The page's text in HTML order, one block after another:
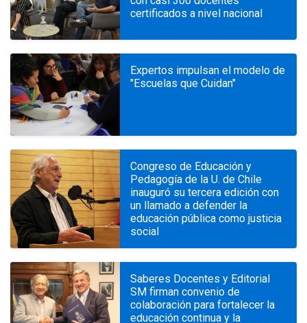
certificados a nivel nacional
Expertos impulsan el modelo de
"Escuelas que Cuidan"
Congreso de Educación y
Pedagogía de la U. de Chile
inauguró su tercera edición con
un llamado a defender la
educación pública como justicia
social
Saberes Docentes y Editorial
SM firman convenio de
colaboración para fortalecer la
educación continua y la